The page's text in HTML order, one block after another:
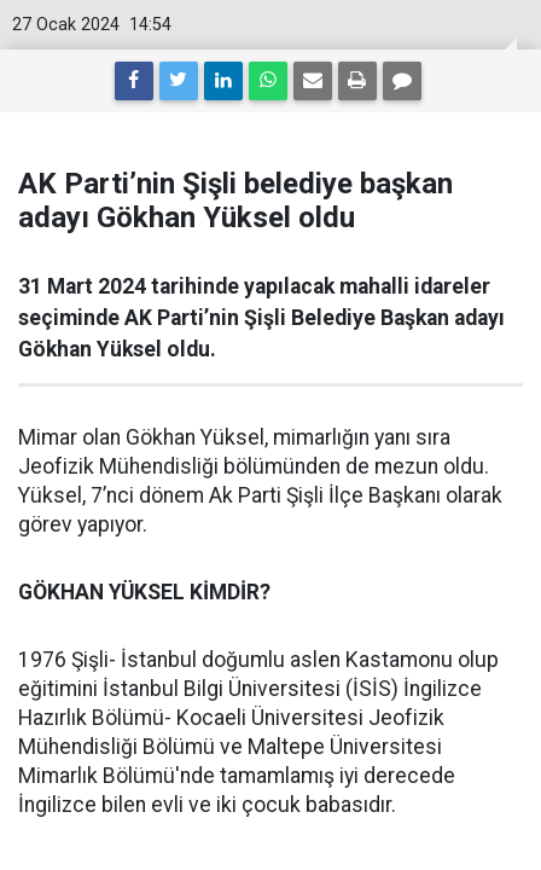
14:54
27 Ocak 2024
AK Parti’nin Şişli belediye başkan
adayı Gökhan Yüksel oldu
31 Mart 2024 tarihinde yapılacak mahalli idareler
seçiminde AK Parti’nin Şişli Belediye Başkan adayı
Gökhan Yüksel oldu.
Mimar olan Gökhan Yüksel, mimarlığın yanı sıra
Jeofizik Mühendisliği bölümünden de mezun oldu.
Yüksel, 7’nci dönem Ak Parti Şişli İlçe Başkanı olarak
görev yapıyor.
GÖKHAN YÜKSEL KİMDİR?
1976 Şişli- İstanbul doğumlu aslen Kastamonu olup
eğitimini İstanbul Bilgi Üniversitesi (İSİS) İngilizce
Hazırlık Bölümü- Kocaeli Üniversitesi Jeofizik
Mühendisliği Bölümü ve Maltepe Üniversitesi
Mimarlık Bölümü'nde tamamlamış iyi derecede
İngilizce bilen evli ve iki çocuk babasıdır.